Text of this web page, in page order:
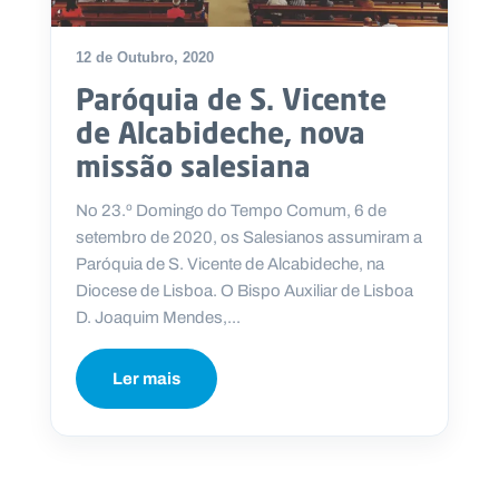
12 de Outubro, 2020
Paróquia de S. Vicente
de Alcabideche, nova
missão salesiana
No 23.º Domingo do Tempo Comum, 6 de
setembro de 2020, os Salesianos assumiram a
Paróquia de S. Vicente de Alcabideche, na
Diocese de Lisboa. O Bispo Auxiliar de Lisboa
D. Joaquim Mendes,...
Ler mais
R
T
A
A
I
N
A
L
S
a
l
e
s
i
a